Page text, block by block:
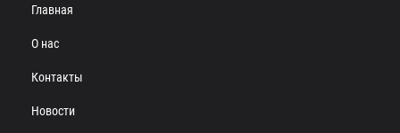
Главная
О нас
Контакты
Новости